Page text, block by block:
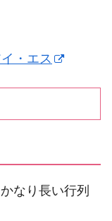
・エス
なり長い行列